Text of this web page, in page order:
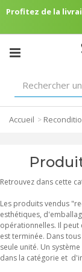
Profitez de la
Accueil >
Retrouvez dans cette
Les produits vendus
esthétiques,
opérationnelles. Il
est terminée. Dans
seule unité. Un
dans la catégorie et